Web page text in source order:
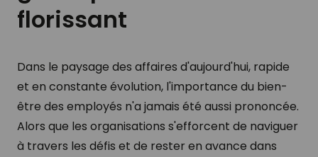
florissant
Dans le paysage des affaires d'aujourd'hui, rapide
et en constante évolution, l'importance du bien-
être des employés n'a jamais été aussi prononcée.
Alors que les organisations s'efforcent de naviguer
à travers les défis et de rester en avance dans